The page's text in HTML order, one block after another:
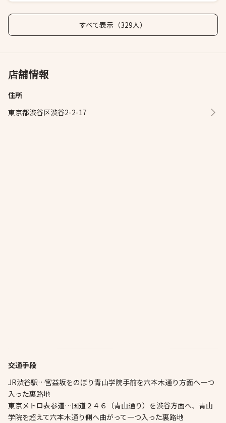
すべて表示（329人）
店舗情報
住所
東京都渋谷区渋谷2-2-17
交通手段
JR渋谷駅…宮益坂をのぼり青山学院手前を六本木通り方面へ一つ
入った裏路地
東京メトロ表参道…国道２４６（青山通り）を渋谷方面へ、青山
学院を超えて六本木通り側へ曲がって一つ入った裏路地